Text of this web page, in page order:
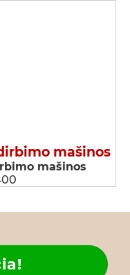
mašinos
mašinos